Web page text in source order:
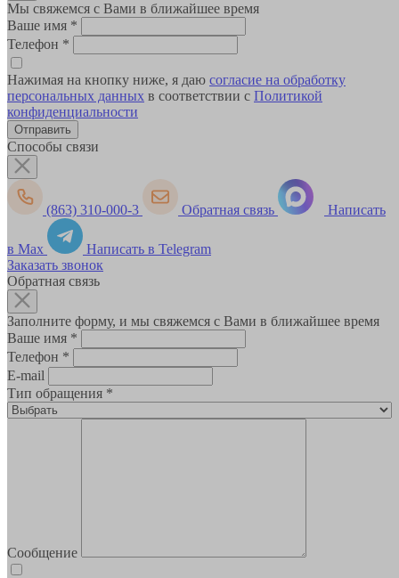
Мы свяжемся с Вами в ближайшее время
Ваше имя *
Телефон *
Нажимая на кнопку ниже, я даю согласие на обработку
персональных данных в соответствии с Политикой
конфиденциальности
Способы связи
(863) 310-000-3 Обратная связь Написать
в Max
Написать в Telegram
Заказать звонок
Обратная связь
Заполните форму, и мы свяжемся с Вами в ближайшее время
Ваше имя *
Телефон *
E-mail
Тип обращения *
Сообщение